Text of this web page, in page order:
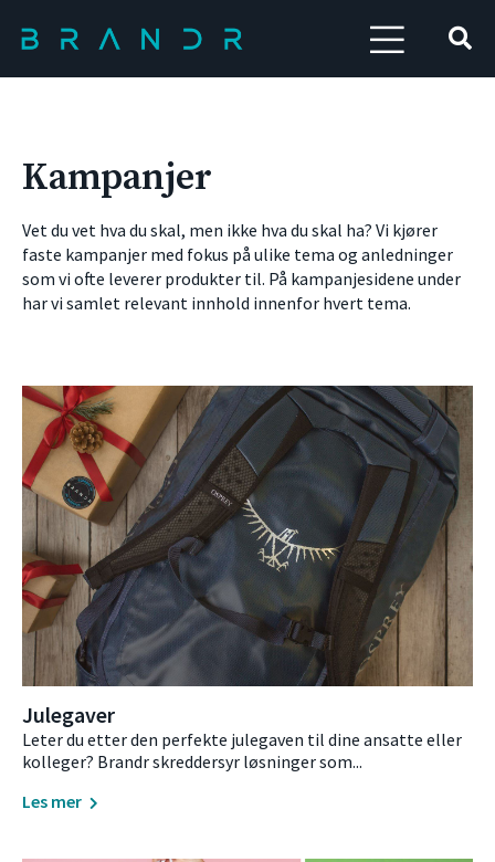
Kampanjer
Vet du vet hva du skal, men ikke hva du skal ha? Vi kjører
faste kampanjer med fokus på ulike tema og anledninger
som vi ofte leverer produkter til. På kampanjesidene under
har vi samlet relevant innhold innenfor hvert tema.
Julegaver
Leter du etter den perfekte julegaven til dine ansatte eller
kolleger? Brandr skreddersyr løsninger som...
Les mer